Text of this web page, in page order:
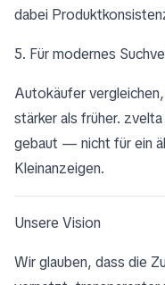
dabei
5. Für modernes
Autokäufer
stärker als früher.
gebaut — nicht für ein
Kleinanzeigen.
Unsere Vision
Wir glauben, dass die